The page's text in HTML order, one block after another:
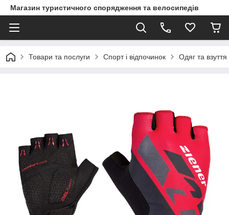
Магазин туристичного спорядження та велосипедів
Товари та послуги Спорт і відпочинок Одяг та